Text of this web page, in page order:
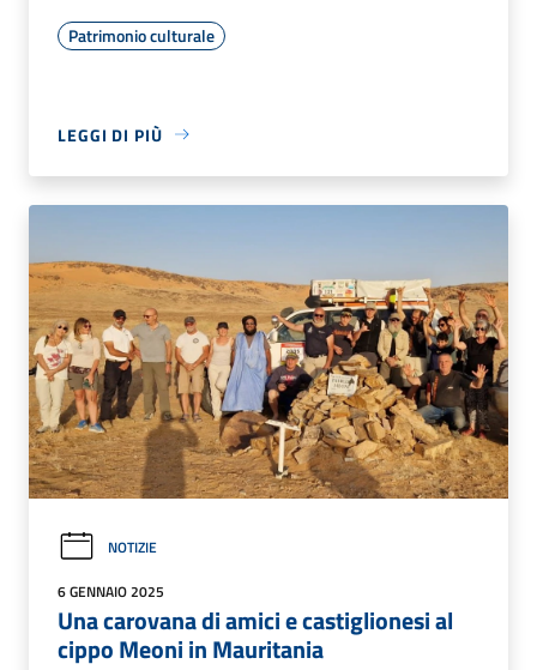
Patrimonio culturale
LEGGI DI PIÙ
NOTIZIE
6 GENNAIO 2025
Una carovana di amici e castiglionesi al
cippo Meoni in Mauritania